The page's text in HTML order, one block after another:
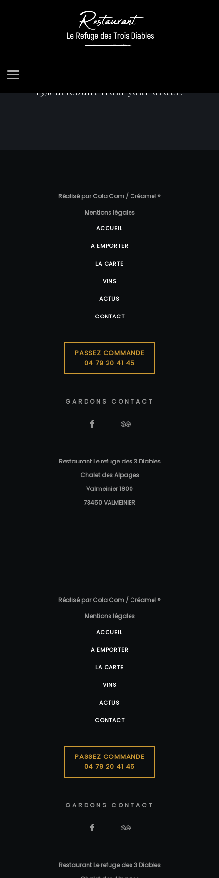
NEWSLETTER
Subscribe to our newsletter and receive
15% discount from your order.
Réalisé par Cola Com / Créamel ®
Mentions légales
ACCUEIL
A EMPORTER
LA CARTE
VINS
ACTUS
CONTACT
PASSEZ COMMANDE
04 79 20 41 45
GARDONS CONTACT
Restaurant Le refuge des 3 Diables
Chalet des Alpages
Valmeinier 1800
73450 VALMEINIER
Réalisé par Cola Com / Créamel ®
Mentions légales
ACCUEIL
A EMPORTER
LA CARTE
VINS
ACTUS
CONTACT
PASSEZ COMMANDE
04 79 20 41 45
GARDONS CONTACT
Restaurant Le refuge des 3 Diables